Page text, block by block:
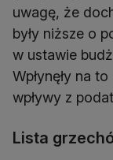
uwagę, że
były niższe o
w ustawie
Wpłynęły na
wpływy z
Lista